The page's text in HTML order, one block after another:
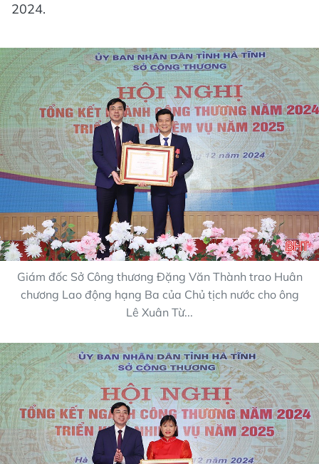
2024.
Giám đốc Sở Công thương Đặng Văn Thành trao Huân
chương Lao động hạng Ba của Chủ tịch nước cho ông
Lê Xuân Từ...